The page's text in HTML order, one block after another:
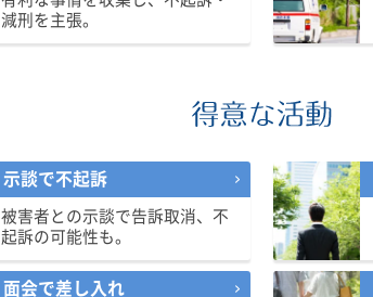
減刑を主張。
示談で不起訴
被害者との示談で告訴取消、不
起訴の可能性も。
面会で差し入れ